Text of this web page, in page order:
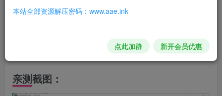
3.指定装备系统
6.加入坐骑统御，后期修复效果
亲测截图：
本站全部资源解压密码：www.aae.ink
点此加群 新开会员优惠